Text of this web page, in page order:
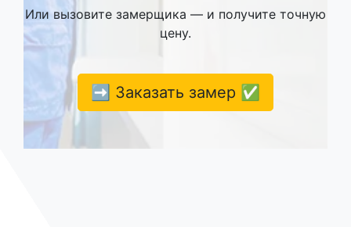
Или вызовите замерщика — и получите точную
цену.
➡️ Заказать замер ✅